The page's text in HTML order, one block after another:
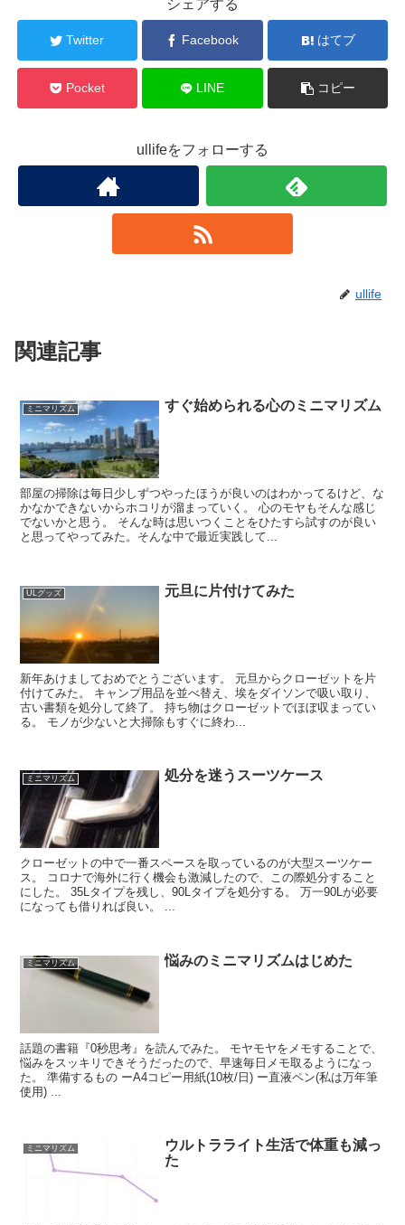
シェアする
Twitter Facebook はてブ
Pocket LINE コピー
ullifeをフォローする
ullife
関連記事
ミニマリズム すぐ始められる心のミニマリズム
部屋の掃除は毎日少しずつやったほうが良いのはわかってるけど、な
かなかできないからホコリが溜まっていく。 心のモヤもそんな感じ
でないかと思う。 そんな時は思いつくことをひたすら試すのが良い
と思ってやってみた。そんな中で最近実践して...
ULグッズ 元旦に片付けてみた
新年あけましておめでとうございます。 元旦からクローゼットを片
付けてみた。 キャンプ用品を並べ替え、埃をダイソンで吸い取り、
古い書類を処分して終了。 持ち物はクローゼットでほぼ収まってい
る。 モノが少ないと大掃除もすぐに終わ...
ミニマリズム 処分を迷うスーツケース
クローゼットの中で一番スペースを取っているのが大型スーツケー
ス。 コロナで海外に行く機会も激減したので、この際処分すること
にした。 35Lタイプを残し、90Lタイプを処分する。 万一90Lが必要
になっても借りれば良い。 ...
ミニマリズム 悩みのミニマリズムはじめた
話題の書籍『0秒思考』を読んでみた。 モヤモヤをメモすることで、
悩みをスッキリできそうだったので、早速毎日メモ取るようになっ
た。 準備するもの ーA4コピー用紙(10枚/日) ー直液ペン(私は万年筆
使用) ...
ミニマリズム
ウルトラライト生活で体重も減っ
た